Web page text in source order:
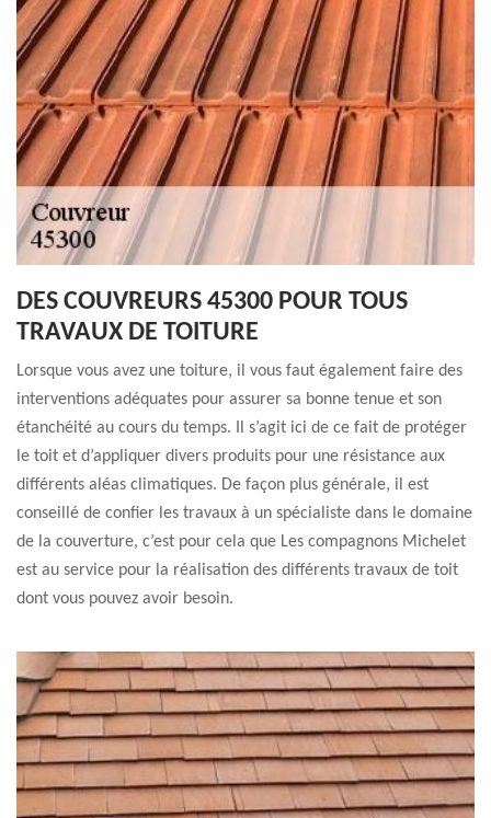
DES COUVREURS 45300 POUR TOUS
TRAVAUX DE TOITURE
Lorsque vous avez une toiture, il vous faut également faire des
interventions adéquates pour assurer sa bonne tenue et son
étanchéité au cours du temps. Il s’agit ici de ce fait de protéger
le toit et d’appliquer divers produits pour une résistance aux
différents aléas climatiques. De façon plus générale, il est
conseillé de confier les travaux à un spécialiste dans le domaine
de la couverture, c’est pour cela que Les compagnons Michelet
est au service pour la réalisation des différents travaux de toit
dont vous pouvez avoir besoin.